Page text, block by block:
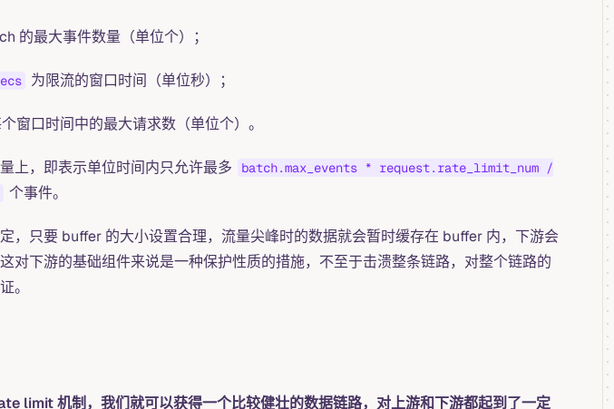
的最大事件数量（单位个）；
为限流的窗口时间（单位秒）；
窗口时间中的最大请求数（单位个）。
上，即表示单位时间内只允许最多
batch.max_events * request.rate_limit_num /
个事件。
，只要 buffer 的大小设置合理，流量尖峰时的数据就会暂时缓存在 buffer 内，下游会
对下游的基础组件来说是一种保护性质的措施，不至于击溃整条链路，对整个链路的
。
limit 机制，我们就可以获得一个比较健壮的数据链路，对上游和下游都起到了一定